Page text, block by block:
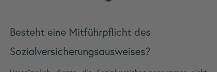
Besteht eine Mitführpflicht des
Sozialversicherungsausweises?